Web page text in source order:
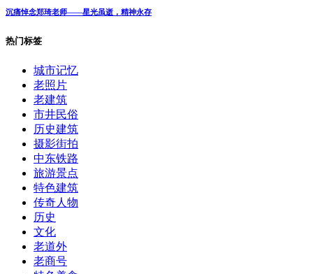
沉痛悼念郑琦老师——星光虽逝，精神永存
热门标签
城市记忆
老照片
老建筑
市井民俗
历史建筑
摄影街拍
中东铁路
旅游景点
特色建筑
传奇人物
历史
文化
老道外
老商号